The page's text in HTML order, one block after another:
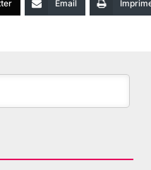
Email